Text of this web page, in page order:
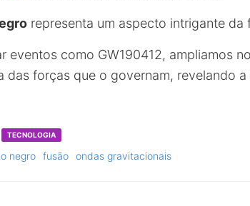
representa um aspecto intrigante da
eventos como GW190412, ampliamos
das forças que o governam, revelando
TECNOLOGIA
negro fusão ondas gravitacionais